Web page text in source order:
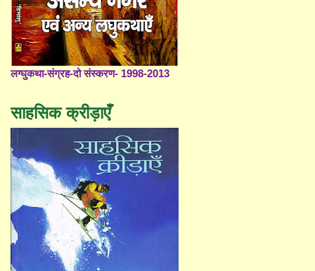
लग्घुकथा-संग्रह-दो संस्करण- 1998-2013
साहसिक क्रीड़ाएँ